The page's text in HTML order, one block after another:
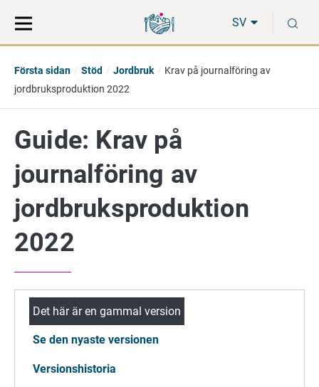
direkt
till
på
hela
SV
Första sidan Stöd Jordbruk
Krav på journalföring av
jordbruksproduktion 2022
Guide: Krav på
journalföring av
jordbruksproduktion
2022
Det här är en gammal version
Se den nyaste versionen
Versionshistoria